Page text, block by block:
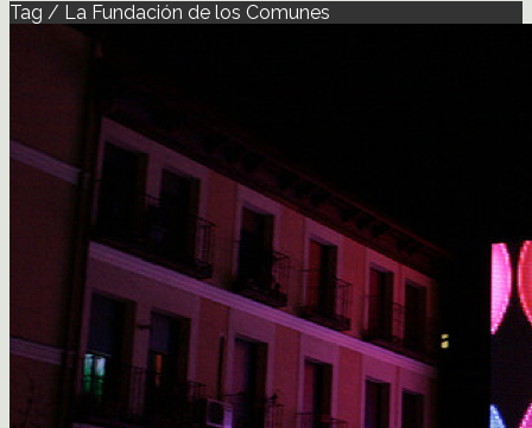
Tag / La Fundación de los Comunes